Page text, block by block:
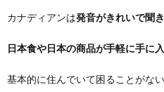
カナディアンは発音がきれいで聞
日本食や日本の商品が手軽に手に
基本的に住んでいて困ることがない